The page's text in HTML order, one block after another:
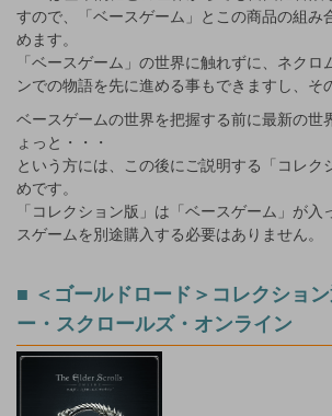
すので、「ベースゲーム」とこの商品の組み
めます。
「ベースゲーム」の世界に触れずに、ネクロ
ンでの物語を先に進める事もできますし、そ
ベースゲームの世界を把握する前に最新の世
ょっと・・・
という方には、この後にご説明する「コレク
めです。
「コレクション版」は「ベースゲーム」が入
スゲームを別途購入する必要はありません。
■ ＜ゴールドロード＞コレクショ
ー・スクロールズ・オンライン